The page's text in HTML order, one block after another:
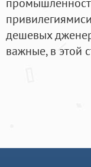
дешевых
важные, в этой